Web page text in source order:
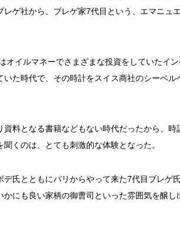
ゲ社から、ブレゲ家7代目という、エマニュ
オイルマネーでさまざまな投資をしていたイ
た時代で、その時計をスイス商社のシーベル
料となる書籍などもない時代だったから、時
くのは、とても刺激的な体験となった。
氏とともにパリからやって来た7代目ブレゲ
にも良い家柄の御曹司といった雰囲気を醸し